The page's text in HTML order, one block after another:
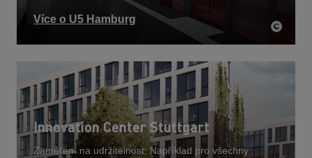
Více o U5 Hamburg
Innovation Center Stuttgart
Zaměření na udržitelnost: Například pro všechny